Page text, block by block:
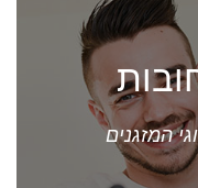
המזגנים